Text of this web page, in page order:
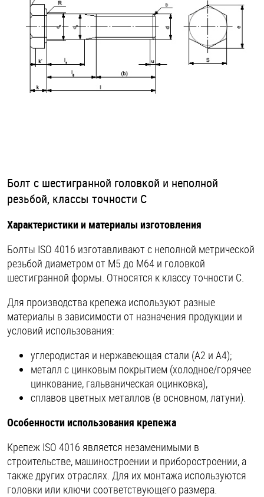
Пробки
Саморезы и шурупы
Стопорные кольца
Шпильки
Шплинты
Штифты и пальцы
Болт с шестигранной головкой и неполной
резьбой, классы точности C
Характеристики и материалы изготовления
Болты ISO 4016 изготавливают с неполной метрической
резьбой диаметром от M5 до M64 и головкой
шестигранной формы. Относятся к классу точности C.
Для производства крепежа используют разные
материалы в зависимости от назначения продукции и
условий использования:
углеродистая и нержавеющая стали (А2 и А4);
металл с цинковым покрытием (холодное/горячее
цинкование, гальваническая оцинковка),
сплавов цветных металлов (в основном, латуни).
Особенности использования крепежа
Крепеж ISO 4016 является незаменимыми в
строительстве, машиностроении и приборостроении, а
также других отраслях. Для их монтажа используются
головки или ключи соответствующего размера.